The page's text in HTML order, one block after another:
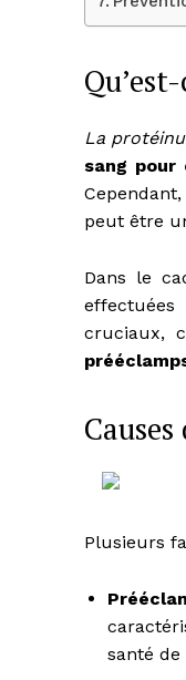
La
sang
peut être
Dans le
cruciaux,
Plusieurs
santé de